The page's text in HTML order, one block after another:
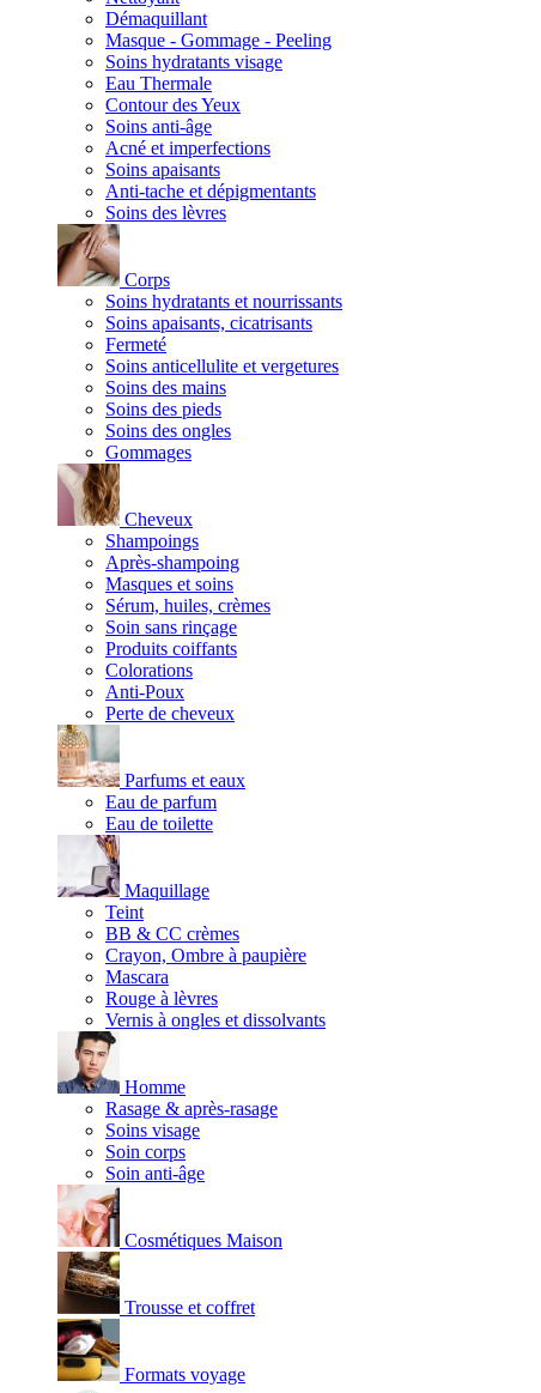
Démaquillant
Masque - Gommage - Peeling
Soins hydratants visage
Eau Thermale
Contour des Yeux
Soins anti-âge
Acné et imperfections
Soins apaisants
Anti-tache et dépigmentants
Soins des lèvres
Corps
Soins hydratants et nourrissants
Soins apaisants, cicatrisants
Fermeté
Soins anticellulite et vergetures
Soins des mains
Soins des pieds
Soins des ongles
Gommages
Cheveux
Shampoings
Après-shampoing
Masques et soins
Sérum, huiles, crèmes
Soin sans rinçage
Produits coiffants
Colorations
Anti-Poux
Perte de cheveux
Parfums et eaux
Eau de parfum
Eau de toilette
Maquillage
Teint
BB & CC crèmes
Crayon, Ombre à paupière
Mascara
Rouge à lèvres
Vernis à ongles et dissolvants
Homme
Rasage & après-rasage
Soins visage
Soin corps
Soin anti-âge
Cosmétiques Maison
Trousse et coffret
Formats voyage